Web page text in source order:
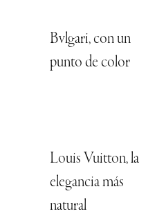
Bvlgari, con un
punto de color
Louis Vuitton, la
elegancia más
natural